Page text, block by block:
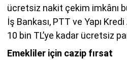
ücretsiz nakit çekim imkânı
İş Bankası, PTT ve Yapı
10 bin TL’ye kadar ücretsiz
Emekliler için cazip fırsat